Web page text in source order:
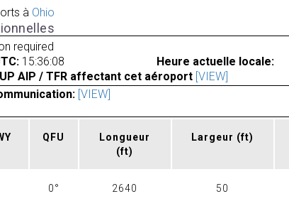
à Ohio
required
15:36:08
Heure actuelle locale:
AIP / TFR affectant cet aéroport [VIEW]
[VIEW]
QFU
Longueur
(ft)
Largeur (ft)
0° 2640 50